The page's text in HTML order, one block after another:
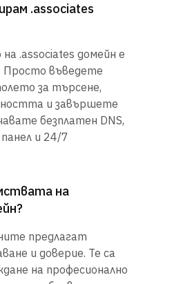
.associates
.associates домейн е
Просто въведете
за търсене,
и завършете
безплатен DNS,
и 24/7
на
предлагат
и доверие. Те са
на професионално